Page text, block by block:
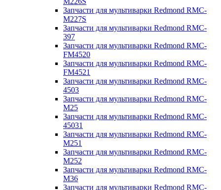
Запчасти для мультиварки Redmond RMC-
M227S
Запчасти для мультиварки Redmond RMC-
397
Запчасти для мультиварки Redmond RMC-
FM4520
Запчасти для мультиварки Redmond RMC-
FM4521
Запчасти для мультиварки Redmond RMC-
4503
Запчасти для мультиварки Redmond RMC-
M25
Запчасти для мультиварки Redmond RMC-
45031
Запчасти для мультиварки Redmond RMC-
M251
Запчасти для мультиварки Redmond RMC-
M252
Запчасти для мультиварки Redmond RMC-
M36
Запчасти для мультиварки Redmond RMC-